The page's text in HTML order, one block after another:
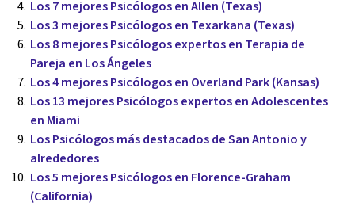
Los 7 mejores Psicólogos en Allen (Texas)
Los 3 mejores Psicólogos en Texarkana (Texas)
Los 8 mejores Psicólogos expertos en Terapia de
Pareja en Los Ángeles
Los 4 mejores Psicólogos en Overland Park (Kansas)
Los 13 mejores Psicólogos expertos en Adolescentes
en Miami
Los Psicólogos más destacados de San Antonio y
alrededores
Los 5 mejores Psicólogos en Florence-Graham
(California)